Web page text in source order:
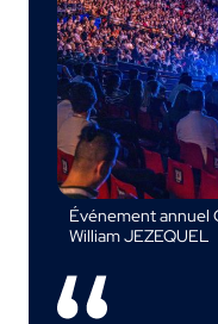
Événement annuel
William JEZEQUEL